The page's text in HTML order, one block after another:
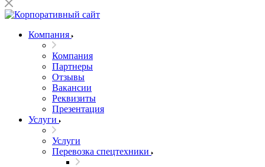
Компания
Компания
Партнеры
Отзывы
Вакансии
Реквизиты
Презентация
Услуги
Услуги
Перевозка спецтехники